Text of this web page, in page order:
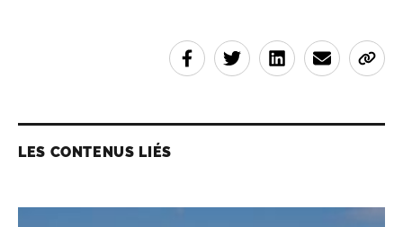
LES CONTENUS LIÉS